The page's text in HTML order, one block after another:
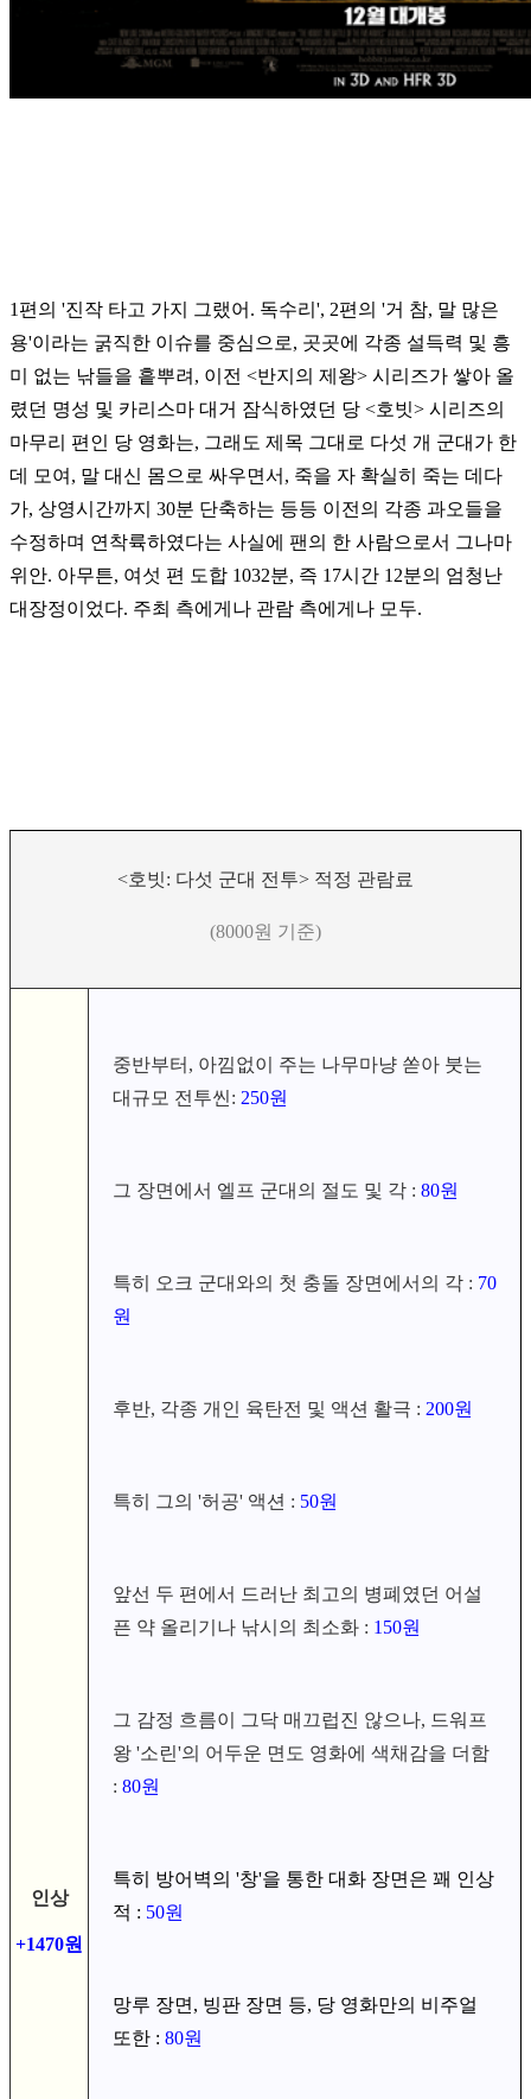
1편의 '진작 타고 가지 그랬어. 독수리', 2편의 '거 참, 말 많은
용'이라는 굵직한 이슈를 중심으로, 곳곳에 각종 설득력 및 흥
미 없는 낚들을 흩뿌려, 이전 <반지의 제왕> 시리즈가 쌓아 올
렸던 명성 및 카리스마 대거 잠식하였던 당 <호빗> 시리즈의
마무리 편인 당 영화는, 그래도 제목 그대로 다섯 개 군대가 한
데 모여, 말 대신 몸으로 싸우면서, 죽을 자 확실히 죽는 데다
가, 상영시간까지 30분 단축하는 등등 이전의 각종 과오들을
수정하며 연착륙하였다는 사실에 팬의 한 사람으로서 그나마
위안. 아무튼, 여섯 편 도합 1032분, 즉 17시간 12분의 엄청난
대장정이었다. 주최 측에게나 관람 측에게나 모두.
<호빗: 다섯 군대 전투> 적정 관람료
(8000원 기준)
인상
+1470원
중반부터, 아낌없이 주는 나무마냥 쏟아 붓는
대규모 전투씬: 250원
그 장면에서 엘프 군대의 절도 및 각 : 80원
특히 오크 군대와의 첫 충돌 장면에서의 각 : 70
원
후반, 각종 개인 육탄전 및 액션 활극 : 200원
특히 그의 '허공' 액션 : 50원
앞선 두 편에서 드러난 최고의 병폐였던 어설
픈 약 올리기나 낚시의 최소화 : 150원
그 감정 흐름이 그닥 매끄럽진 않으나, 드워프
왕 '소린'의 어두운 면도 영화에 색채감을 더함
: 80원
특히 방어벽의 '창'을 통한 대화 장면은 꽤 인상
적 : 50원
망루 장면, 빙판 장면 등, 당 영화만의 비주얼
또한 : 80원